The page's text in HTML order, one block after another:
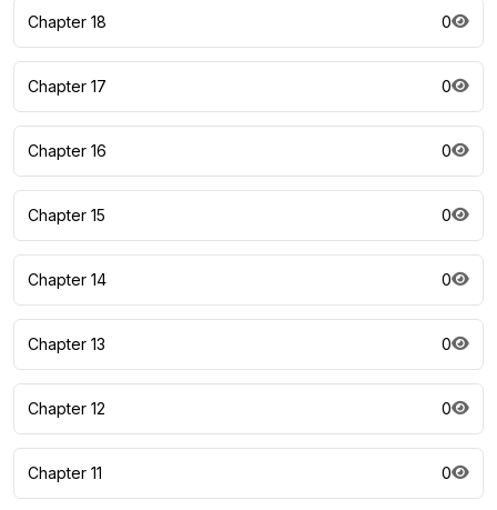
Chapter 18 0
Chapter 17 0
Chapter 16 0
Chapter 15 0
Chapter 14 0
Chapter 13 0
Chapter 12 0
Chapter 11 0